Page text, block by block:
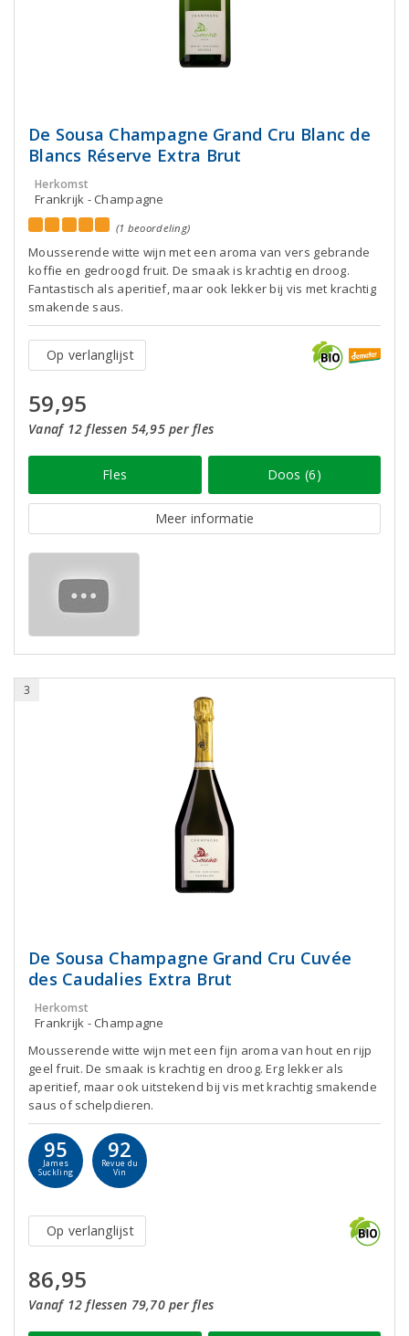
De Sousa Champagne Grand Cru Blanc de
Blancs Réserve Extra Brut
Herkomst
Frankrijk - Champagne
(1 beoordeling)
Mousserende witte wijn met een aroma van vers gebrande
koffie en gedroogd fruit. De smaak is krachtig en droog.
Fantastisch als aperitief, maar ook lekker bij vis met krachtig
smakende saus.
Op verlanglijst
59,95
Vanaf 12 flessen 54,95 per fles
Fles Doos (6)
Meer informatie
3
De Sousa Champagne Grand Cru Cuvée
des Caudalies Extra Brut
Herkomst
Frankrijk - Champagne
Mousserende witte wijn met een fijn aroma van hout en rijp
geel fruit. De smaak is krachtig en droog. Erg lekker als
aperitief, maar ook uitstekend bij vis met krachtig smakende
saus of schelpdieren.
95
James
Suckling
92
Revue du
Vin
Op verlanglijst
86,95
Vanaf 12 flessen 79,70 per fles